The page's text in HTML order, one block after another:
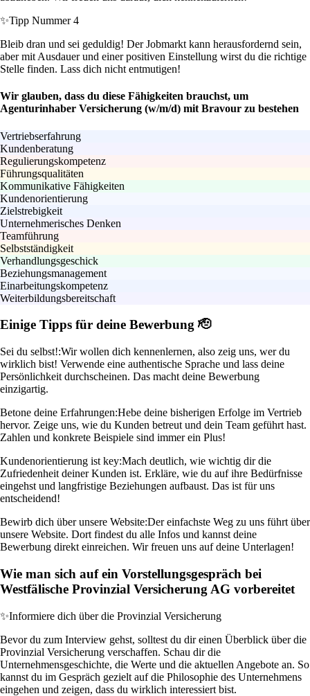
✨Tipp Nummer 4
Bleib dran und sei geduldig! Der Jobmarkt kann herausfordernd sein,
aber mit Ausdauer und einer positiven Einstellung wirst du die richtige
Stelle finden. Lass dich nicht entmutigen!
Wir glauben, dass du diese Fähigkeiten brauchst, um
Agenturinhaber Versicherung (w/m/d) mit Bravour zu bestehen
Vertriebserfahrung
Kundenberatung
Regulierungskompetenz
Führungsqualitäten
Kommunikative Fähigkeiten
Kundenorientierung
Zielstrebigkeit
Unternehmerisches Denken
Teamführung
Selbstständigkeit
Verhandlungsgeschick
Beziehungsmanagement
Einarbeitungskompetenz
Weiterbildungsbereitschaft
Einige Tipps für deine Bewerbung 🫡
Sei du selbst!:Wir wollen dich kennenlernen, also zeig uns, wer du
wirklich bist! Verwende eine authentische Sprache und lass deine
Persönlichkeit durchscheinen. Das macht deine Bewerbung
einzigartig.
Betone deine Erfahrungen:Hebe deine bisherigen Erfolge im Vertrieb
hervor. Zeige uns, wie du Kunden betreut und dein Team geführt hast.
Zahlen und konkrete Beispiele sind immer ein Plus!
Kundenorientierung ist key:Mach deutlich, wie wichtig dir die
Zufriedenheit deiner Kunden ist. Erkläre, wie du auf ihre Bedürfnisse
eingehst und langfristige Beziehungen aufbaust. Das ist für uns
entscheidend!
Bewirb dich über unsere Website:Der einfachste Weg zu uns führt über
unsere Website. Dort findest du alle Infos und kannst deine
Bewerbung direkt einreichen. Wir freuen uns auf deine Unterlagen!
Wie man sich auf ein Vorstellungsgespräch bei
Westfälische Provinzial Versicherung AG vorbereitet
✨Informiere dich über die Provinzial Versicherung
Bevor du zum Interview gehst, solltest du dir einen Überblick über die
Provinzial Versicherung verschaffen. Schau dir die
Unternehmensgeschichte, die Werte und die aktuellen Angebote an. So
kannst du im Gespräch gezielt auf die Philosophie des Unternehmens
eingehen und zeigen, dass du wirklich interessiert bist.